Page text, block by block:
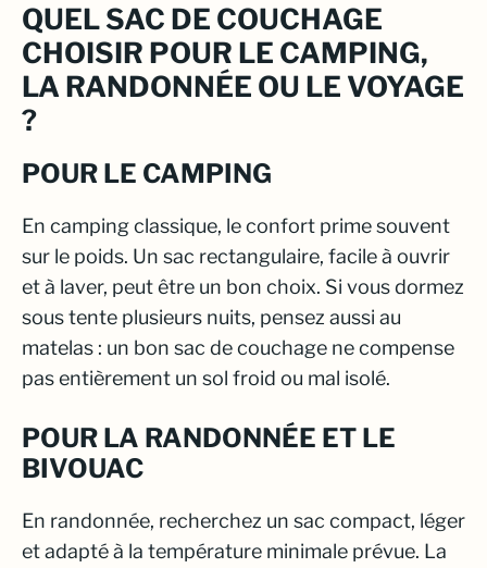
QUEL SAC DE COUCHAGE
CHOISIR POUR LE CAMPING,
LA RANDONNÉE OU LE VOYAGE
?
POUR LE CAMPING
En camping classique, le confort prime souvent
sur le poids. Un sac rectangulaire, facile à ouvrir
et à laver, peut être un bon choix. Si vous dormez
sous tente plusieurs nuits, pensez aussi au
matelas : un bon sac de couchage ne compense
pas entièrement un sol froid ou mal isolé.
POUR LA RANDONNÉE ET LE
BIVOUAC
En randonnée, recherchez un sac compact, léger
et adapté à la température minimale prévue. La